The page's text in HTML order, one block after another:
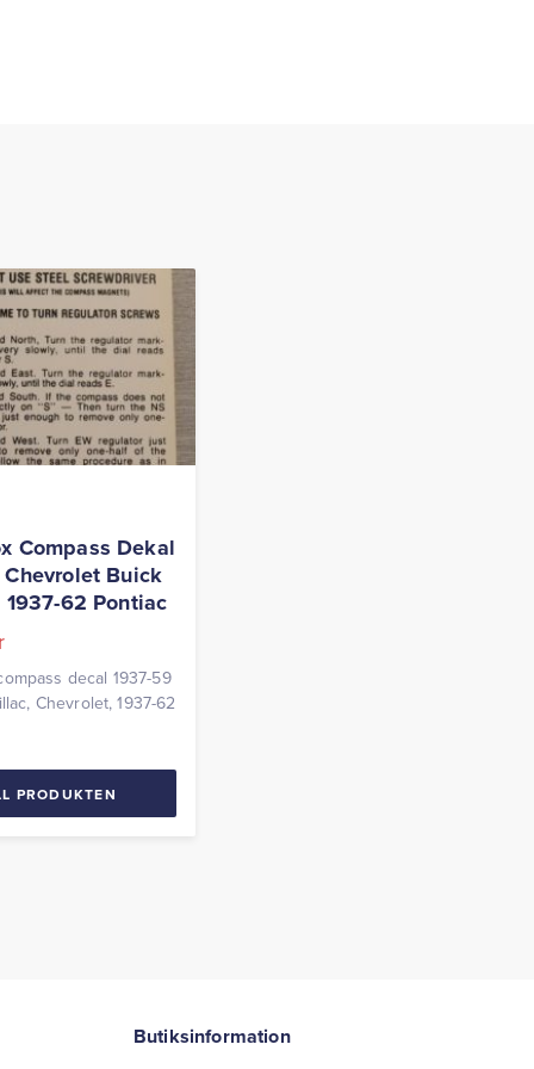
Compass Dekal
Buick
62 Pontiac
decal 1937-59
Chevrolet, 1937-62
PRODUKTEN
Butiksinformation